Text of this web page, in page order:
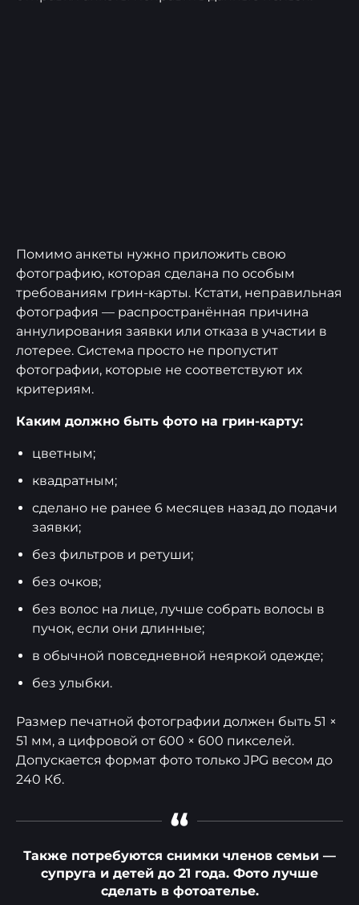
Помимо анкеты нужно приложить свою
фотографию, которая сделана по особым
требованиям грин-карты. Кстати, неправильная
фотография — распространённая причина
аннулирования заявки или отказа в участии в
лотерее. Система просто не пропустит
фотографии, которые не соответствуют их
критериям.
Каким должно быть фото на грин-карту:
цветным;
квадратным;
сделано не ранее 6 месяцев назад до подачи
заявки;
без фильтров и ретуши;
без очков;
без волос на лице, лучше собрать волосы в
пучок, если они длинные;
в обычной повседневной неяркой одежде;
без улыбки.
Размер печатной фотографии должен быть 51 ×
51 мм, а цифровой от 600 × 600 пикселей.
Допускается формат фото только JPG весом до
240 Кб.
“
Также потребуются снимки членов семьи —
супруга и детей до 21 года. Фото лучше
сделать в фотоателье.